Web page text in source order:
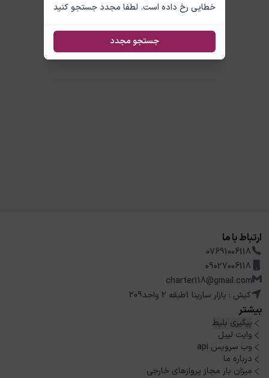
خطایی رخ داده است. لطفا مجدد جستجو کنید
جستجو مجدد
ارتباط با ما
07691006118
09027006118
charter118@gmail.com
کیش : بازار سارینا 1طبقه 2 واحد209
بیشتر
پیگیری بلیط
وایت لیبل
وب سرویس api
درباره ما
میزان بار مجاز پروازهای خارجی